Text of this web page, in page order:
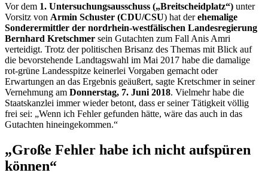
Vor dem 1. Untersuchungsausschuss („Breitscheidplatz“) unter
Vorsitz von Armin Schuster (CDU/CSU) hat derehemalige
Sonderermittler der nordrhein-westfälischen Landesregierung
Bernhard Kretschmer sein Gutachten zum Fall Anis Amri
verteidigt. Trotz der politischen Brisanz des Themas mit Blick auf
die bevorstehende Landtagswahl im Mai 2017 habe die damalige
rot-grüne Landesspitze keinerlei Vorgaben gemacht oder
Erwartungen an das Ergebnis geäußert, sagte Kretschmer in seiner
Vernehmung am Donnerstag, 7. Juni 2018. Vielmehr habe die
Staatskanzlei immer wieder betont, dass er seiner Tätigkeit völlig
frei sei: „Wenn ich Fehler gefunden hätte, wäre das auch in das
Gutachten hineingekommen.“
„Große Fehler habe ich nicht aufspüren
können“